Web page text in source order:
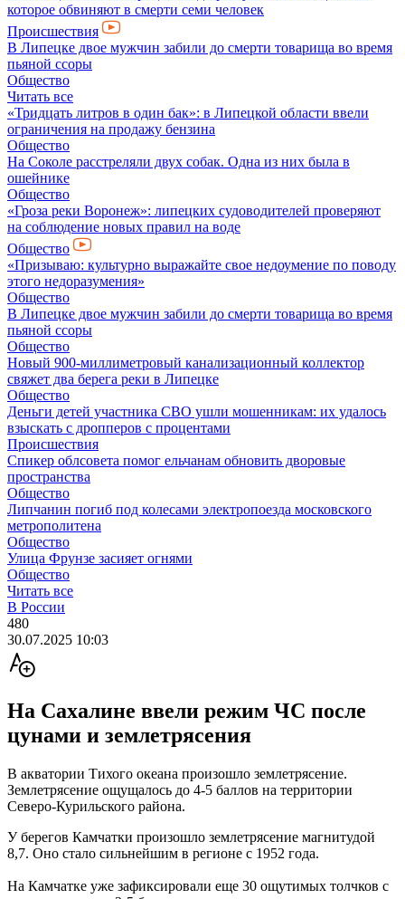
которое обвиняют в смерти семи человек
Происшествия
В Липецке двое мужчин забили до смерти товарища во время
пьяной ссоры
Общество
Читать все
«Тридцать литров в один бак»: в Липецкой области ввели
ограничения на продажу бензина
Общество
На Соколе расстреляли двух собак. Одна из них была в
ошейнике
Общество
«Гроза реки Воронеж»: липецких судоводителей проверяют
на соблюдение новых правил на воде
Общество
«Призываю: культурно выражайте свое недоумение по поводу
этого недоразумения»
Общество
В Липецке двое мужчин забили до смерти товарища во время
пьяной ссоры
Общество
Новый 900-миллиметровый канализационный коллектор
свяжет два берега реки в Липецке
Общество
Деньги детей участника СВО ушли мошенникам: их удалось
взыскать с дропперов с процентами
Происшествия
Спикер облсовета помог ельчанам обновить дворовые
пространства
Общество
Липчанин погиб под колесами электропоезда московского
метрополитена
Общество
Улица Фрунзе засияет огнями
Общество
Читать все
В России
480
30.07.2025 10:03
На Сахалине ввели режим ЧС после
цунами и землетрясения
В акватории Тихого океана произошло землетрясение.
Землетрясение ощущалось до 4-5 баллов на территории
Северо-Курильского района.
У берегов Камчатки произошло землетрясение магнитудой
8,7. Оно стало сильнейшим в регионе с 1952 года.
На Камчатке уже зафиксировали еще 30 ощутимых толчков с